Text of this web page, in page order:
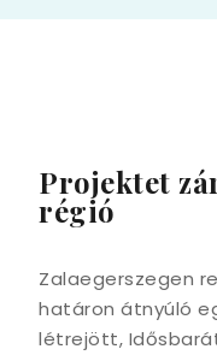
Projektet
régió
Zalaegerszegen
határon átnyúló
létrejött,